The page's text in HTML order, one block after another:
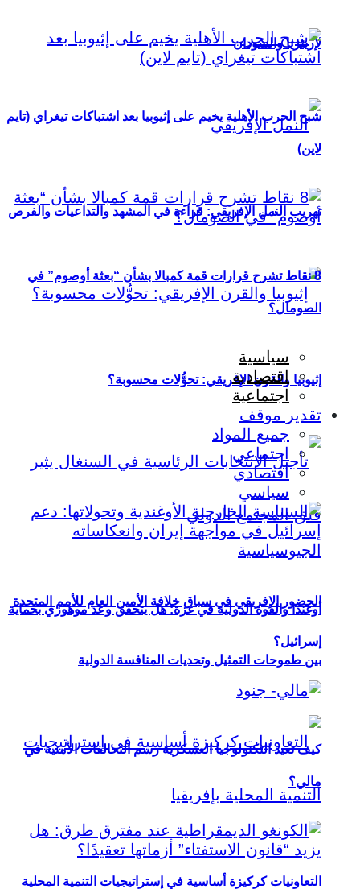
لإريتريا والسودان
تهريب النمل الإفريقي: قراءة في المشهد والتداعيات والفرص
إثيوبيا والقرن الإفريقي: تحوُّلات محسوبة؟
الحضور الإفريقي في سباق خلافة الأمين العام للأمم المتحدة
بين طموحات التمثيل وتحديات المنافسة الدولية
التعاونيات كركيزة أساسية في إستراتيجيات التنمية المحلية
شبح الحرب الأهلية يخيم على إثيوبيا بعد اشتباكات تيغراي (تايم
لاين)
8 نقاط تشرح قرارات قمة كمبالا بشأن “بعثة أوصوم” في
الصومال؟
سياسية
اقتصادية
اجتماعية
تقدير موقف
جميع المواد
اجتماعي
اقتصادي
سياسي
أوغندا والقوة الدولية في غزة: هل يتحقق وعد موهوزي بحماية
إسرائيل؟
كيف تعيد التكنولوجيا العسكرية رسم التحالفات الأمنية في
مالي؟